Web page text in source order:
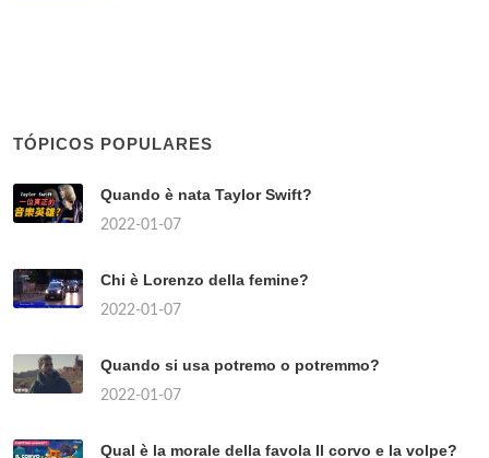
TÓPICOS POPULARES
Quando è nata Taylor Swift?
2022-01-07
Chi è Lorenzo della femine?
2022-01-07
Quando si usa potremo o potremmo?
2022-01-07
Qual è la morale della favola Il corvo e la volpe?